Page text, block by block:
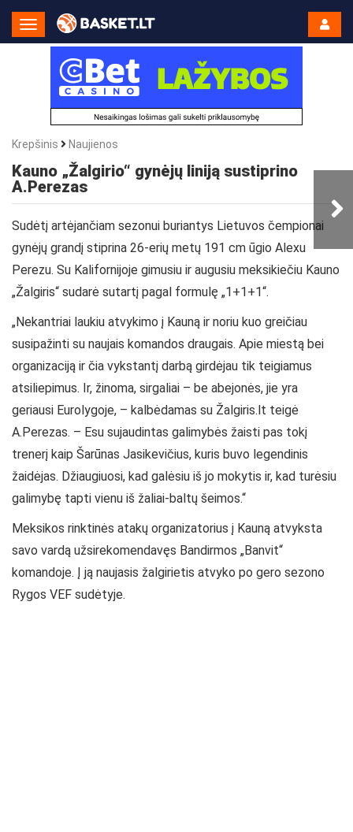
Toggle
Navigation
Krepšinis Naujienos
Kauno „Žalgirio“ gynėjų liniją sustiprino
A.Perezas
Sudėtį artėjančiam sezonui buriantys Lietuvos čempionai
gynėjų grandį stiprina 26-erių metų 191 cm ūgio Alexu
Perezu. Su Kalifornijoje gimusiu ir augusiu meksikiečiu Kauno
„Žalgiris“ sudarė sutartį pagal formulę „1+1+1“.
„Nekantriai laukiu atvykimo į Kauną ir noriu kuo greičiau
susipažinti su naujais komandos draugais. Apie miestą bei
organizaciją ir čia vykstantį darbą girdėjau tik teigiamus
atsiliepimus. Ir, žinoma, sirgaliai – be abejonės, jie yra
geriausi Eurolygoje, – kalbėdamas su Žalgiris.lt teigė
A.Perezas. – Esu sujaudintas galimybės žaisti pas tokį
trenerį kaip Šarūnas Jasikevičius, kuris buvo legendinis
žaidėjas. Džiaugiuosi, kad galėsiu iš jo mokytis ir, kad turėsiu
galimybę tapti vienu iš žaliai-baltų šeimos.“
Meksikos rinktinės atakų organizatorius į Kauną atvyksta
savo vardą užsirekomendavęs Bandirmos „Banvit“
komandoje. Į ją naujasis žalgirietis atvyko po gero sezono
Rygos VEF sudėtyje.